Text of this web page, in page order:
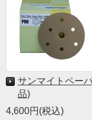
サンマイトペー
品)
4,600円(税込)